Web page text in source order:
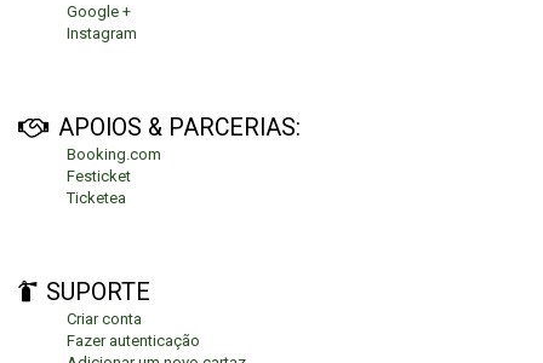
Google +
Instagram
APOIOS & PARCERIAS:
Booking.com
Festicket
Ticketea
SUPORTE
Criar conta
Fazer autenticação